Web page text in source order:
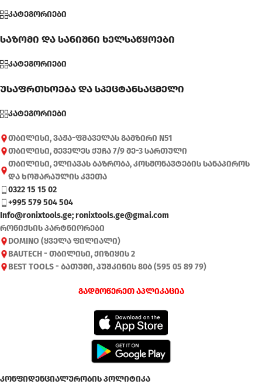
კატეგორიები
საზომი და სანიშნი ხელსაწყოები
კატეგორიები
უსაფრთხოება და სპეცტანსაცმელი
კატეგორიები
თბილისი, ვაჟა-ფშაველას გამზირი N51
თბილისი, მეველეს ქუჩა 7/9 მე-3 სართული
თბილისი, ელიავას ბაზრობა, კოსმონავტების სანაპიროს
და ხოშარაულის კვეთა
0322 15 15 02
+995 579 504 504
Info@ronixtools.ge; ronixtools.ge@gmai.com
რონიქსის პარტნიორები
DOMINO (ყველა ფილიალი)
BAUTECH - თბილისი, ქიზიყის 2
BEST TOOLS - ბათუმი, პუშკინის 80ბ (595 05 89 79)
გადმოწერეთ აპლიკაცია
კონფიდენციალურობის პოლიტიკა